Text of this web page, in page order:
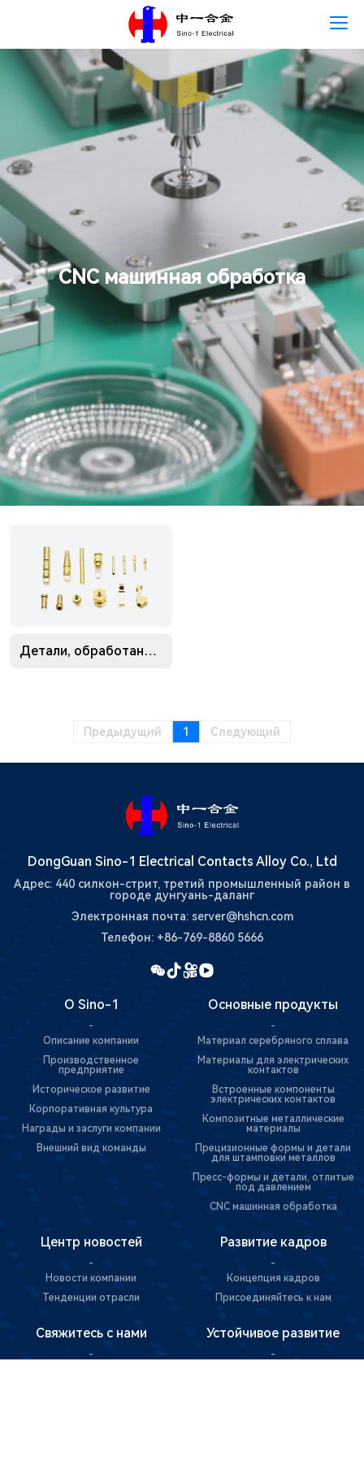
Главная
О Sino-1
Центр новостей
Развитие кадров
Свяжитесь с нами
Устойчивое развитие
Поиск
CNC машинная обработка
Детали, обработанные на станке с ЧПУ
Предыдущий 1 Следующий
DongGuan Sino-1 Electrical Contacts Alloy Co., Ltd
Адрес: 440 силкон-стрит, третий промышленный район в
городе дунгуань-даланг
Электронная почта: server@hshcn.com
Телефон: +86-769-8860 5666
О Sino-1
-
Описание компании
Производственное
предприятие
Историческое развитие
Корпоративная культура
Награды и заслуги компании
Внешний вид команды
Основные продукты
-
Материал серебряного сплава
Материалы для электрических
контактов
Встроенные компоненты
электрических контактов
Композитные металлические
материалы
Прецизионные формы и детали
для штамповки металлов
Пресс-формы и детали, отлитые
под давлением
CNC машинная обработка
Центр новостей
-
Новости компании
Тенденции отрасли
Развитие кадров
-
Концепция кадров
Присоединяйтесь к нам
Свяжитесь с нами
-
Устойчивое развитие
-